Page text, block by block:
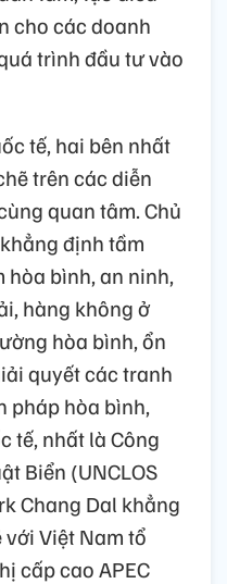
cho các doanh
trình đầu tư vào
tế, hai bên nhất
trên các diễn
quan tâm. Chủ
định tầm
bình, an ninh,
hàng không ở
hòa bình, ổn
quyết các tranh
pháp hòa bình,
tế, nhất là Công
Biển (UNCLOS
Chang Dal khẳng
Việt Nam tổ
cấp cao APEC